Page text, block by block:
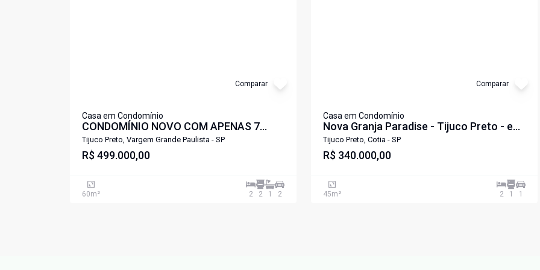
Comparar
Casa em Condomínio
CONDOMÍNIO NOVO COM APENAS 7
CASAS - TIJUCO PRETO
Tijuco Preto, Vargem Grande Paulista - SP
R$ 499.000,00
60m² 2 2 1 2
Comparar
Casa em Condomínio
Nova Granja Paradise - Tijuco Preto - em
frente ao shopping Central Park
Tijuco Preto, Cotia - SP
R$ 340.000,00
45m² 2 1 1